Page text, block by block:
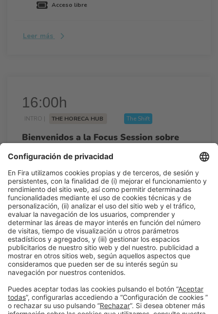
Acceso libre
Leer más
16:00h
INTRO | THE HORECA HUB The Shift
Bienvenidos a la Focus Session sobre
Business Power
Lun 23
16:00h - 16:05h
Talk Stage 2 - The Horeca Hub
Acceso libre
Leer más